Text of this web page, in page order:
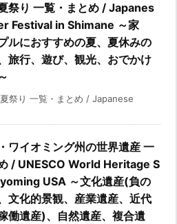
祭り 一覧・まとめ / Japanes
Festival in Shimane ～家
ルにおすすめの夏、夏休みの
旅行、遊び、観光、おでかけ
祭り 一覧・まとめ / Japanese
ワイオミング州の世界遺産 一
/ UNESCO World Heritage S
USA ～文化遺産(負の
文化的景観、産業遺産、近代
働遺産)、自然遺産、複合遺